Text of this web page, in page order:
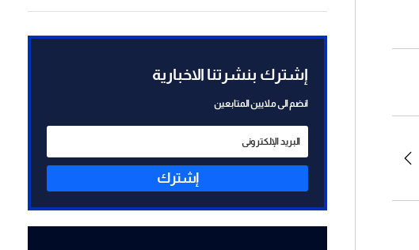
السياسي للموافقة عليها
إشترك بنشرتنا الاخبارية
انضم الى ملايين المتابعين
إشترك